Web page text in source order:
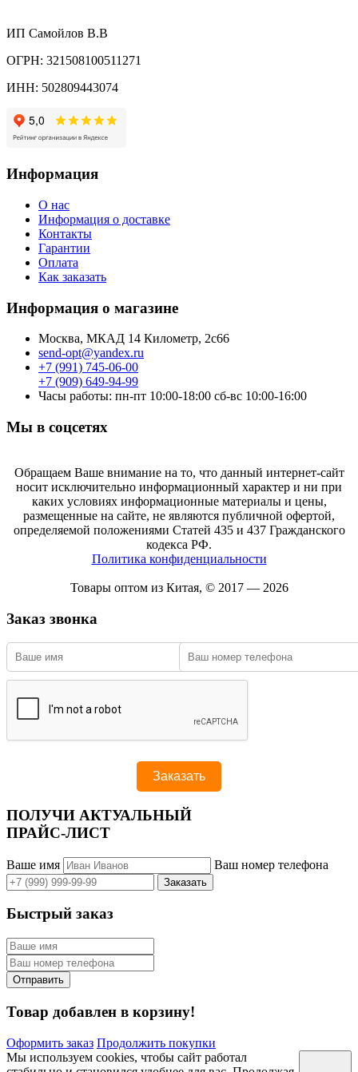
ИП Самойлов В.В
ОГРН: 321508100511271
ИНН: 502809443074
Информация
О нас
Информация о доставке
Контакты
Гарантии
Оплата
Как заказать
Информация о магазине
Москва, МКАД 14 Километр, 2с66
send-opt@yandex.ru
+7 (991) 745-06-00
+7 (909) 649-94-99
Часы работы: пн-пт 10:00-18:00 сб-вс 10:00-16:00
Мы в соцсетях
Обращаем Ваше внимание на то, что данный интернет-сайт
носит исключительно информационный характер и ни при
каких условиях информационные материалы и цены,
размещенные на сайте, не являются публичной офертой,
определяемой положениями Статей 435 и 437 Гражданского
кодекса РФ.
Политика конфиденциальности
Товары оптом из Китая, © 2017 — 2026
Заказ звонка
ПОЛУЧИ АКТУАЛЬНЫЙ
ПРАЙС-ЛИСТ
Ваше имя Ваш номер телефона
Быстрый заказ
Товар добавлен в корзину!
Оформить заказ Продолжить покупки
Мы используем cookies, чтобы сайт работал